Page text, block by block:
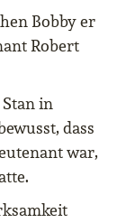
Bobby er
Robert
in
dass
war,